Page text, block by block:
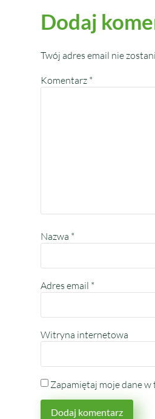
Dodaj
Twój adres email nie
Komentarz *
Nazwa *
Adres email *
Witryna internetowa
Zapamiętaj moje dane w